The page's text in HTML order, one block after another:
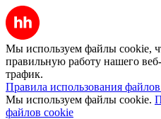
Мы используем файлы cookie,
правильную работу нашего
трафик.
Правила использования
Мы используем файлы cookie.
файлов cookie